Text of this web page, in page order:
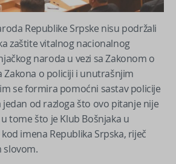
Republike Srpske nisu podržali
zaštite vitalnog nacionalnog
naroda u vezi sa Zakonom o
Zakona o policiji i unutrašnjim
se formira pomoćni sastav policije
jedan od razloga što ovo pitanje nije
tome što je Klub Bošnjaka u
imena Republika Srpska, riječ
slovom.